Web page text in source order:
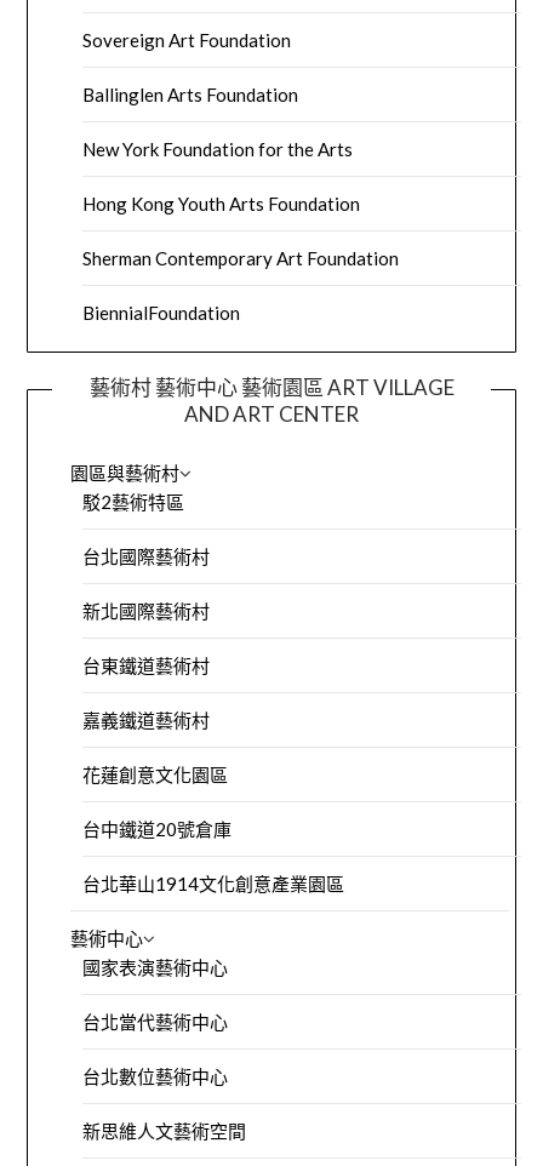
Sovereign Art Foundation
Ballinglen Arts Foundation
New York Foundation for the Arts
Hong Kong Youth Arts Foundation
Sherman Contemporary Art Foundation
BiennialFoundation
藝術村 藝術中心 藝術園區 ART VILLAGE
AND ART CENTER
園區與藝術村
駁2藝術特區
台北國際藝術村
新北國際藝術村
台東鐵道藝術村
嘉義鐵道藝術村
花蓮創意文化園區
台中鐵道20號倉庫
台北華山1914文化創意產業園區
藝術中心
國家表演藝術中心
台北當代藝術中心
台北數位藝術中心
新思維人文藝術空間